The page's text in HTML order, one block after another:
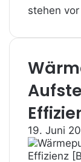
stehen
19. Juni